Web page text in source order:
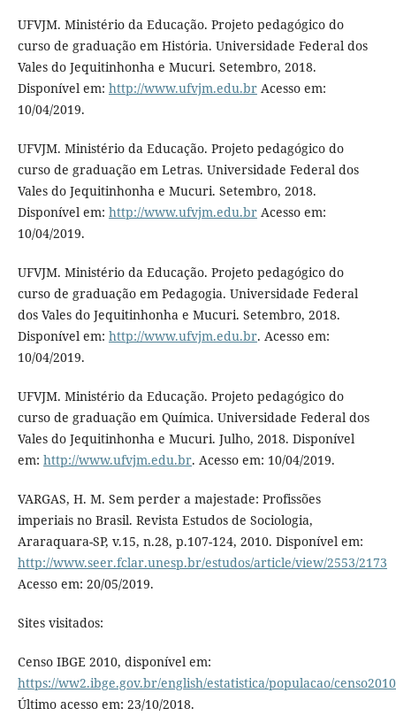
UFVJM. Ministério da Educação. Projeto pedagógico do
curso de graduação em História. Universidade Federal dos
Vales do Jequitinhonha e Mucuri. Setembro, 2018.
Disponível em: http://www.ufvjm.edu.brAcesso em:
10/04/2019.
UFVJM. Ministério da Educação. Projeto pedagógico do
curso de graduação em Letras. Universidade Federal dos
Vales do Jequitinhonha e Mucuri. Setembro, 2018.
Disponível em: http://www.ufvjm.edu.brAcesso em:
10/04/2019.
UFVJM. Ministério da Educação. Projeto pedagógico do
curso de graduação em Pedagogia. Universidade Federal
dos Vales do Jequitinhonha e Mucuri. Setembro, 2018.
Disponível em: http://www.ufvjm.edu.br. Acesso em:
10/04/2019.
UFVJM. Ministério da Educação. Projeto pedagógico do
curso de graduação em Química. Universidade Federal dos
Vales do Jequitinhonha e Mucuri. Julho, 2018. Disponível
em: http://www.ufvjm.edu.br. Acesso em: 10/04/2019.
VARGAS, H. M. Sem perder a majestade: Profissões
imperiais no Brasil. Revista Estudos de Sociologia,
Araraquara-SP, v.15, n.28, p.107-124, 2010. Disponível em:
http://www.seer.fclar.unesp.br/estudos/article/view/2553/2173
Acesso em: 20/05/2019.
Sites visitados:
Censo IBGE 2010, disponível em:
https://ww2.ibge.gov.br/english/estatistica/populacao/
Último acesso em: 23/10/2018.